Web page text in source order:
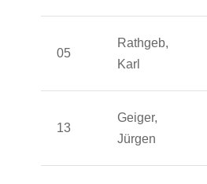
05
Rathgeb,
Karl
13
Geiger,
Jürgen